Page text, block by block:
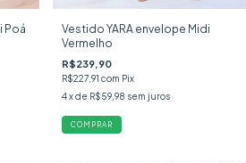
Poá
Vestido YARA envelope Midi
Vermelho
R$239,90
R$227,91 com Pix
4 x de R$59,98 sem juros
COMPRAR